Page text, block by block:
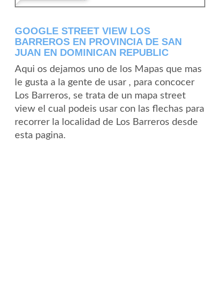
GOOGLE STREET VIEW LOS
BARREROS EN PROVINCIA DE SAN
JUAN EN DOMINICAN REPUBLIC
Aqui os dejamos uno de los Mapas que mas
le gusta a la gente de usar , para concocer
Los Barreros, se trata de un mapa street
view el cual podeis usar con las flechas para
recorrer la localidad de Los Barreros desde
esta pagina.